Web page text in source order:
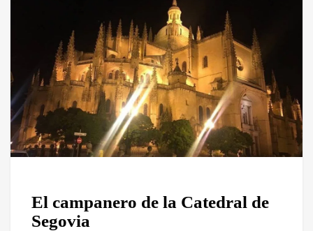
El campanero de la Catedral de
Segovia